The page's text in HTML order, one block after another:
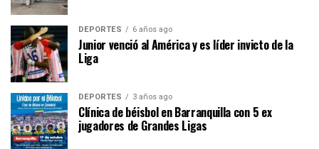
DEPORTES 6 años ago
Junior venció al América y es líder invicto de la
Liga
DEPORTES 3 años ago
Clínica de béisbol en Barranquilla con 5 ex
jugadores de Grandes Ligas